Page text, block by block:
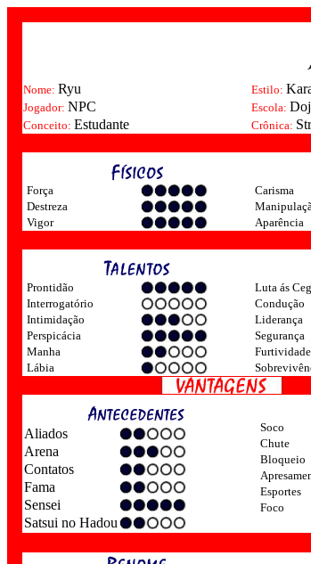
Nome: Ryu Estilo:
Jogador: NPC Escola:
Conceito: Estudante Crônica:
Força Carisma
Destreza
Vigor
Aparência
Prontidão Luta ás
Interrogatório
Condução
Intimidação
Liderança
Perspicácia
Segurança
Manha
Furtividade
Lábia
Aliados
Arena
Contatos
Fama
Sensei
Satsui no Hadou
Soco
Chute
Bloqueio
Esportes
Foco